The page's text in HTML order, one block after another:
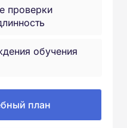
проверки
обучения
план